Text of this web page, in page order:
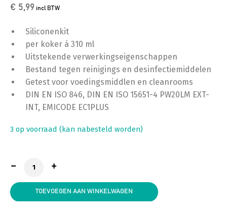
€ 5,99 incl BTW
Siliconenkit
per koker á 310 ml
Uitstekende verwerkingseigenschappen
Bestand tegen reinigings en desinfectiemiddelen
Getest voor voedingsmiddlen en cleanrooms
DIN EN ISO 846, DIN EN ISO 15651-4 PW20LM EXT-
INT, EMICODE EC1PLUS
3 op voorraad (kan nabesteld worden)
Ramsauer Siliconenkit Sanitair 450 Jasmijn, koker á
TOEVOEGEN AAN WINKELWAGEN